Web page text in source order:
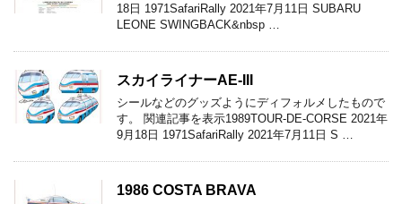
18日 1971SafariRally 2021年7月11日 SUBARU
LEONE SWINGBACK&nbsp …
スカイライナーAE-III
シールなどのグッズようにディフォルメしたもので
す。 関連記事を表示1989TOUR-DE-CORSE 2021年
9月18日 1971SafariRally 2021年7月11日 S …
1986 COSTA BRAVA